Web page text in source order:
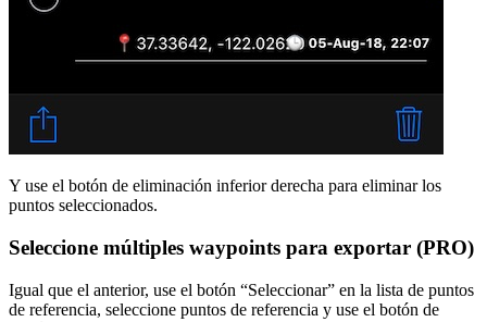
Y use el botón de eliminación inferior derecha para eliminar los
puntos seleccionados.
Seleccione múltiples waypoints para exportar (PRO)
Igual que el anterior, use el botón “Seleccionar” en la lista de puntos
de referencia, seleccione puntos de referencia y use el botón de